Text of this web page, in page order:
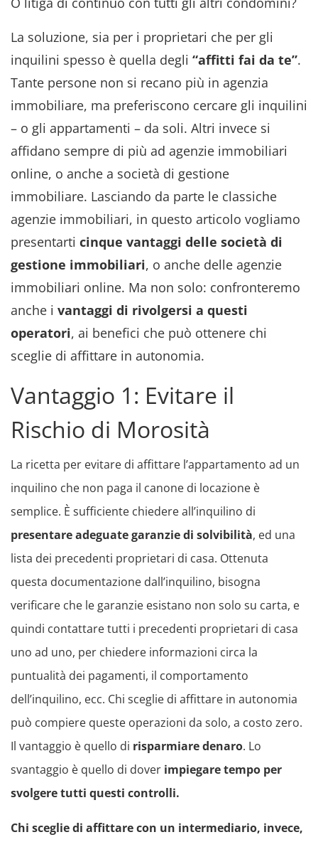
La soluzione, sia per i proprietari che per gli
inquilini spesso è quella degli “affitti fai da te”.
Tante persone non si recano più in agenzia
immobiliare, ma preferiscono cercare gli inquilini
– o gli appartamenti – da soli. Altri invece si
affidano sempre di più ad agenzie immobiliari
online, o anche a società di gestione
immobiliare. Lasciando da parte le classiche
agenzie immobiliari, in questo articolo vogliamo
presentarti cinque vantaggi delle società di
gestione immobiliari, o anche delle agenzie
immobiliari online. Ma non solo: confronteremo
anche i vantaggi di rivolgersi a questi
operatori, ai benefici che può ottenere chi
sceglie di affittare in autonomia.
Vantaggio 1: Evitare il
Rischio di Morosità
La ricetta per evitare di affittare l’appartamento ad un
inquilino che non paga il canone di locazione è
semplice. È sufficiente chiedere all’inquilino di
presentare adeguate garanzie di solvibilità, ed una
lista dei precedenti proprietari di casa. Ottenuta
questa documentazione dall’inquilino, bisogna
verificare che le garanzie esistano non solo su carta, e
quindi contattare tutti i precedenti proprietari di casa
uno ad uno, per chiedere informazioni circa la
puntualità dei pagamenti, il comportamento
dell’inquilino, ecc. Chi sceglie di affittare in autonomia
può compiere queste operazioni da solo, a costo zero.
Il vantaggio è quello di risparmiare denaro. Lo
svantaggio è quello di dover impiegare tempo per
svolgere tutti questi controlli.
Chi sceglie di affittare con un intermediario, invece,